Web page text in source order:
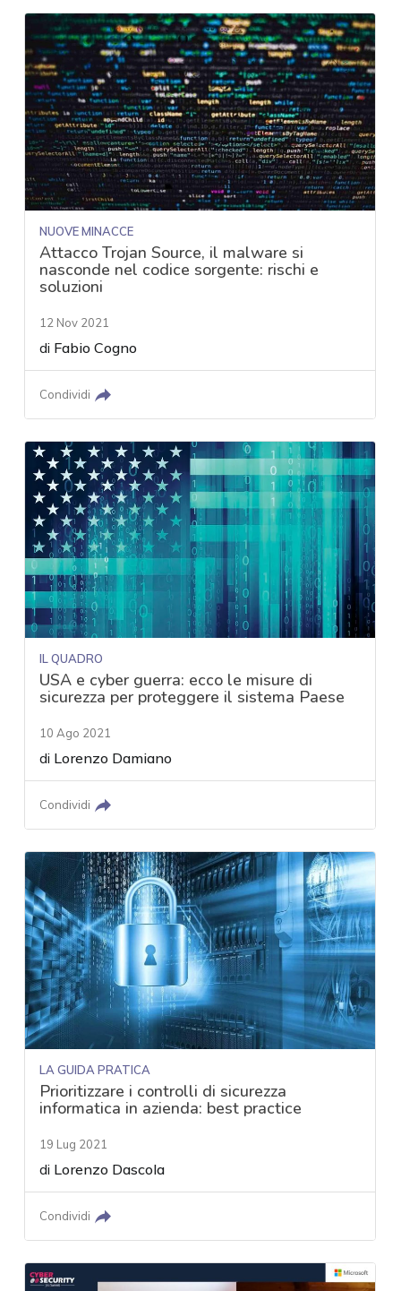
NUOVE MINACCE
Attacco Trojan Source, il malware si
nasconde nel codice sorgente: rischi e
soluzioni
12 Nov 2021
di Fabio Cogno
Condividi
IL QUADRO
USA e cyber guerra: ecco le misure di
sicurezza per proteggere il sistema Paese
10 Ago 2021
di Lorenzo Damiano
Condividi
LA GUIDA PRATICA
Prioritizzare i controlli di sicurezza
informatica in azienda: best practice
19 Lug 2021
di Lorenzo Dascola
Condividi